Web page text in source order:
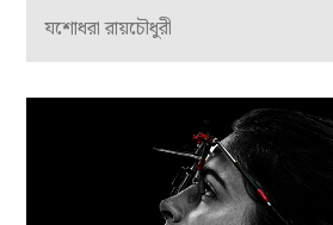
যশোধরা রায়চৌধুরী